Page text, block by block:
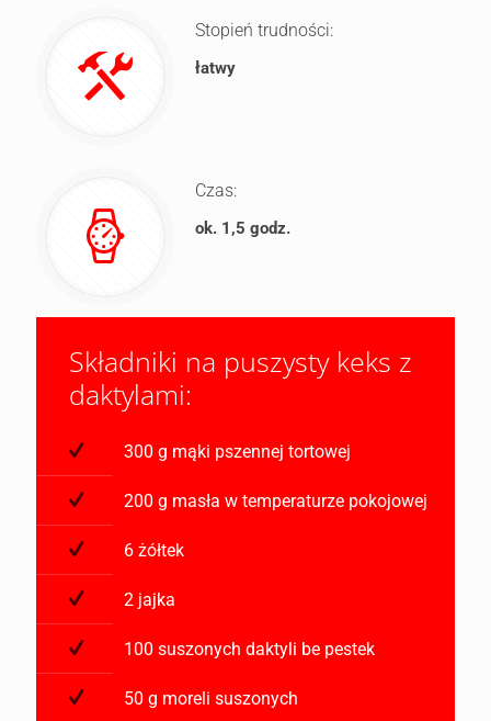
Stopień trudności:
łatwy
Czas:
ok. 1,5 godz.
Składniki na puszysty keks z
daktylami:
300 g mąki pszennej tortowej
200 g masła w temperaturze pokojowej
6 żółtek
2 jajka
100 suszonych daktyli be pestek
50 g moreli suszonych